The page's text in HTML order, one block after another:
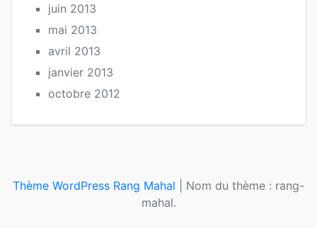
juin 2013
mai 2013
avril 2013
janvier 2013
octobre 2012
Thème WordPress Rang Mahal
Nom du thème : rang-
mahal.